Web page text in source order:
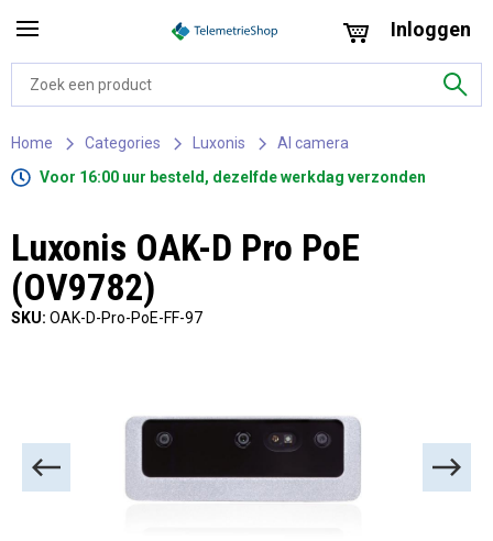
Inloggen
Home Categories Luxonis
AI camera
Voor 16:00 uur besteld, dezelfde werkdag verzonden
Luxonis OAK-D Pro PoE
(OV9782)
SKU: OAK-D-Pro-PoE-FF-97